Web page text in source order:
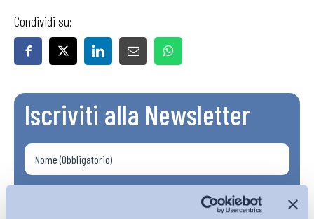
Condividi su:
Iscriviti alla Newsletter